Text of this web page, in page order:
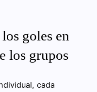
goles en
los grupos
cada